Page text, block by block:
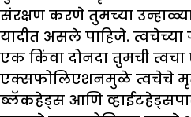
संरक्षण करणे तुमच्या
यादीत असले पाहिजे.
एक किंवा दोनदा तुमची
एक्सफोलिएशनमुळे त्वचेचे मृत
ब्लॅकहेड्स आणि